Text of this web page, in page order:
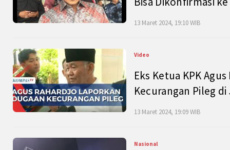
13 Maret 2024, 19:10 WIB
Video
Eks Ketua KPK
Kecurangan Pileg
13 Maret 2024, 19:09 WIB
Nasional